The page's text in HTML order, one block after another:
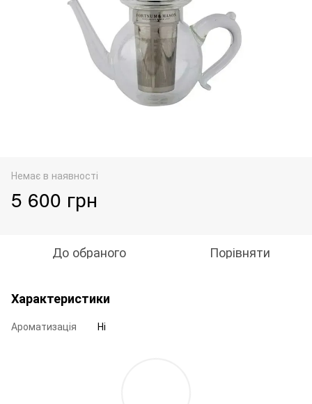
Немає в наявності
5 600 грн
До обраного Порівняти
Характеристики
Ароматизація Ні